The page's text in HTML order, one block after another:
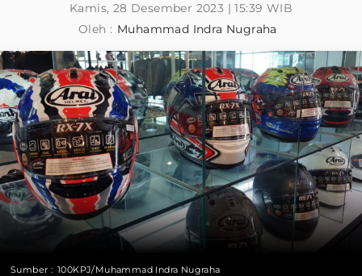
Kamis, 28 Desember 2023 | 15:39 WIB
Oleh : Muhammad Indra Nugraha
Sumber : 100KPJ/Muhammad Indra Nugraha